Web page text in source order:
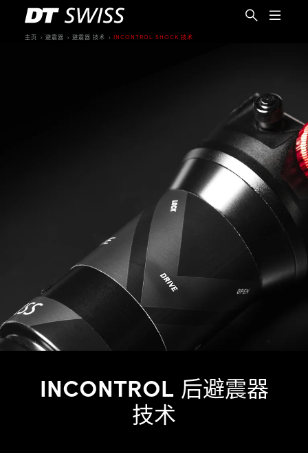
主页 避震器 避震器 技术 INCONTROL SHOCK 技术
INCONTROL 后避震器
技术